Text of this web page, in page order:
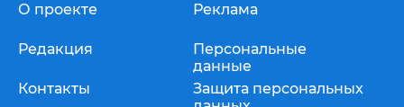
О проекте
Редакция
Контакты
Реклама
Персональные
данные
Защита персональных